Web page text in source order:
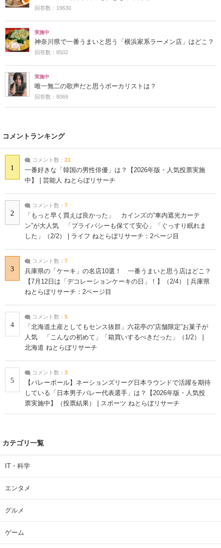
回答数：19630
実施中
神奈川県で一番うまいと思う「横浜家系ラーメン店」はどこ？
回答数：8502
実施中
唯一無二の歌声だと思うボーカリストは？
回答数：8069
コメントランキング
1
コメント数： 21
一番好きな「韓国の男性俳優」は？【2026年版・人気投票実施
中】 | 芸能人 ねとらぼリサーチ
2
コメント数： 7
「もっと早く買えば良かった」 カインズの“車内遮光カーテ
ン”が大人気 「プライバシーも保てて安心」「ぐっすり眠れま
した」（2/2） | ライフ ねとらぼリサーチ：2ページ目
3
コメント数： 7
兵庫県の「ケーキ」の名店10選！ 一番うまいと思う店はどこ？
【7月12日は「デコレーションケーキの日」！】（2/4） | 兵庫県
ねとらぼリサーチ：2ページ目
4
コメント数： 5
「北海道土産としてもセンス抜群」六花亭の“店舗限定”お菓子が
人気 「こんなの初めて」「箱買いするべきだった」（1/2） |
北海道 ねとらぼリサーチ
5
コメント数： 3
【バレーボール】ネーションズリーグ日本ラウンドで活躍を期待
している「日本男子バレー代表選手」は？【2026年版・人気投
票実施中】（投票結果） | スポーツ ねとらぼリサーチ
カテゴリ一覧
IT・科学
エンタメ
グルメ
ゲーム